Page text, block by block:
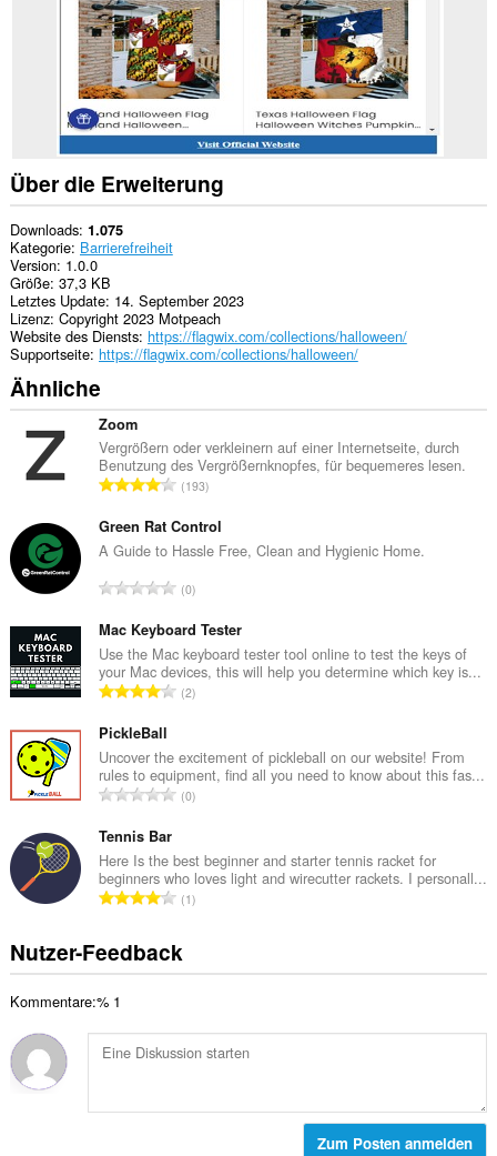
Über die Erweiterung
Downloads 1.075
Kategorie Barrierefreiheit
Version 1.0.0
Größe 37,3 KB
Letztes Update 14. September 2023
Lizenz Copyright 2023 Motpeach
Website des Diensts https://flagwix.com/collections/halloween/
Supportseite https://flagwix.com/collections/halloween/
Ähnliche
Zoom
Vergrößern oder verkleinern auf einer Internetseite, durch
Benutzung des Vergrößernknopfes, für bequemeres lesen.
G
s
a
t
B
e
w
e
u
n
n
:
193
Green Rat Control
A Guide to Hassle Free, Clean and Hygienic Home.
G
s
a
m
t
e
w
e
t
u
n
e
n
0
Mac Keyboard Tester
Use the Mac keyboard tester tool online to test the keys of
your Mac devices, this will help you determine which key is...
G
a
m
t
e
w
e
t
u
e
2
PickleBall
Uncover the excitement of pickleball on our website! From
rules to equipment, find all you need to know about this fas...
G
a
m
t
B
e
r
t
0
Tennis Bar
Here Is the best beginner and starter tennis racket for
beginners who loves light and wirecutter rackets. I personall...
G
s
a
e
B
e
1
Nutzer-Feedback
Kommentare:% 1
Zum Posten anmelden